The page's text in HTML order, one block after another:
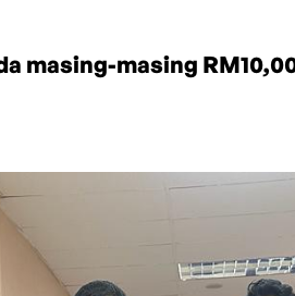
masing-masing